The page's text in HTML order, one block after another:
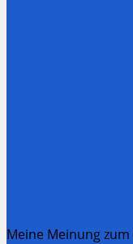
Meine Meinung